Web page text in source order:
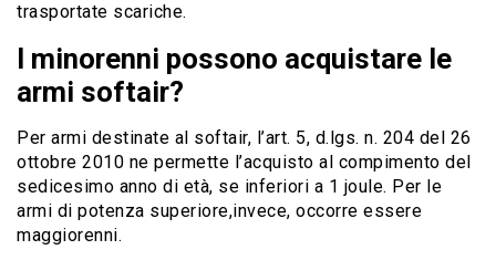
trasportate scariche.
I minorenni possono acquistare le
armi softair?
Per armi destinate al softair, l’art. 5, d.lgs. n. 204 del 26
ottobre 2010 ne permette l’acquisto al compimento del
sedicesimo anno di età, se inferiori a 1 joule. Per le
armi di potenza superiore,invece, occorre essere
maggiorenni.